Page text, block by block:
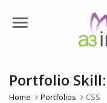
Menu
Portfolio Skill:
Home Portfolios CSS